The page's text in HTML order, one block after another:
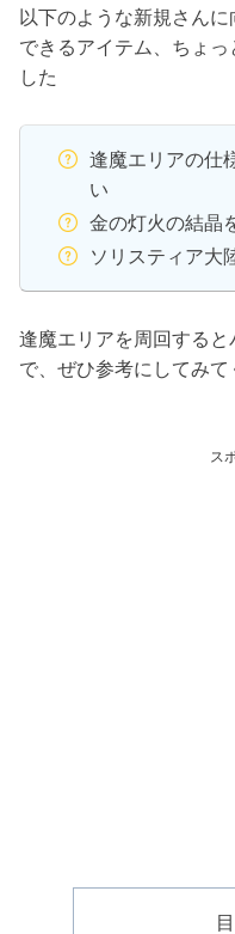
以下のような新規さん
できるアイテム、ちょ
した
逢魔エリアの仕
い
金の灯火の結晶
ソリスティア大
逢魔エリアを周回する
で、ぜひ参考にしてみて
ス